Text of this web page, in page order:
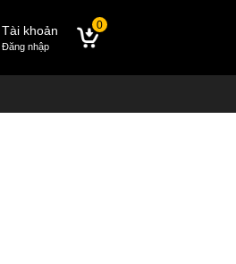
Tài khoản
Đăng nhập
0